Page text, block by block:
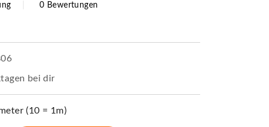
0 Bewertungen
bei dir
(10 = 1m)